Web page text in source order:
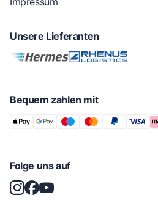
Unsere Lieferanten
Bequem zahlen mit
Folge uns auf